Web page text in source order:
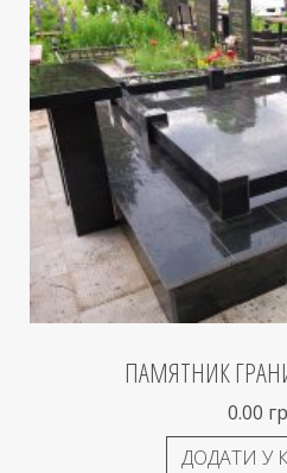
ПАМЯТНИК
0.00
ДОДАТИ У